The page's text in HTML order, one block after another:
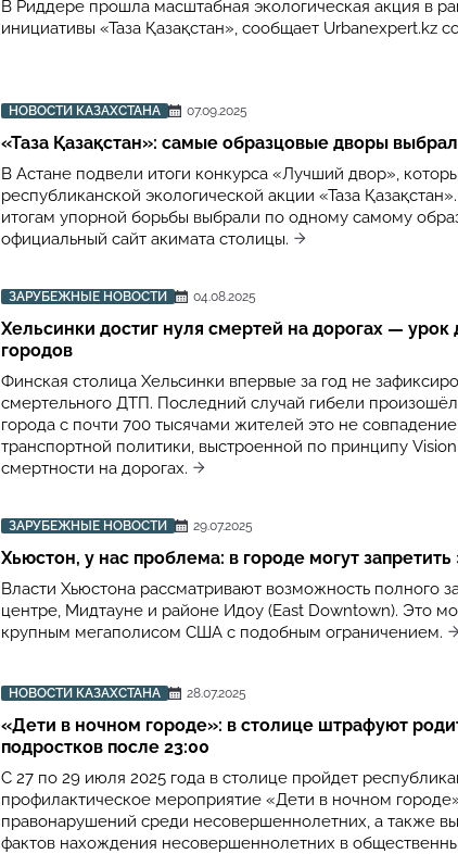
В Риддере прошла масштабная экологическая акция в
инициативы «Таза Қазақстан», сообщает Urbanexpert.kz
НОВОСТИ КАЗАХСТАНА 07.09.2025
«Таза Қазақстан»: самые образцовые дворы
В Астане подвели итоги конкурса «Лучший двор»,
республиканской экологической акции «Таза
итогам упорной борьбы выбрали по одному самому
официальный сайт акимата столицы.
ЗАРУБЕЖНЫЕ НОВОСТИ 04.08.2025
Хельсинки достиг нуля смертей на дорогах — урок
городов
Финская столица Хельсинки впервые за год не
смертельного ДТП. Последний случай гибели
города с почти 700 тысячами жителей это не
транспортной политики, выстроенной по принципу
смертности на дорогах.
ЗАРУБЕЖНЫЕ НОВОСТИ 29.07.2025
Хьюстон, у нас проблема: в городе могут
Власти Хьюстона рассматривают возможность полного
центре, Мидтауне и районе Идоу (East Downtown). Это
крупным мегаполисом США с подобным ограничением.
НОВОСТИ КАЗАХСТАНА 28.07.2025
«Дети в ночном городе»: в столице штрафуют
подростков после 23:00
С 27 по 29 июля 2025 года в столице пройдет
профилактическое мероприятие «Дети в ночном
правонарушений среди несовершеннолетних, а также
фактов нахождения несовершеннолетних в